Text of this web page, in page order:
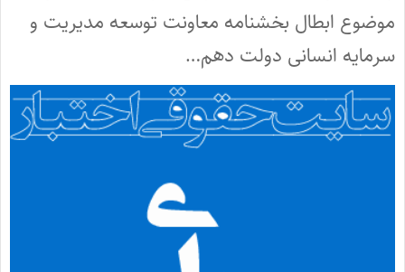
موضوع ابطال بخشنامه معاونت توسعه مدیریت و
سرمایه انسانی دولت دهم…